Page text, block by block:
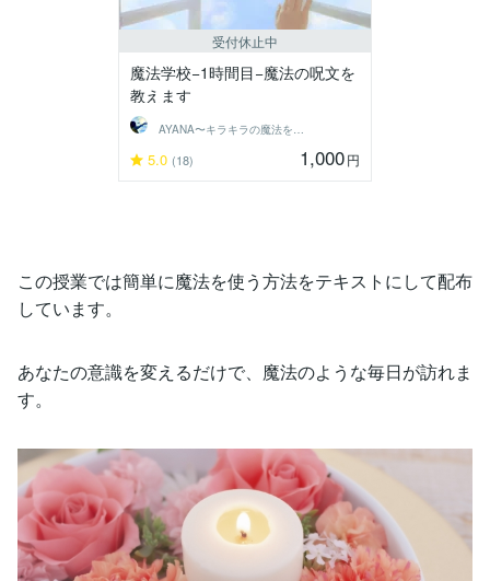
受付休止中
魔法学校−1時間目−魔法の呪文を
教えます
5.0 (18) 1,000円
この授業では簡単に魔法を使う方法をテキストにして配布
しています。
あなたの意識を変えるだけで、魔法のような毎日が訪れま
す。